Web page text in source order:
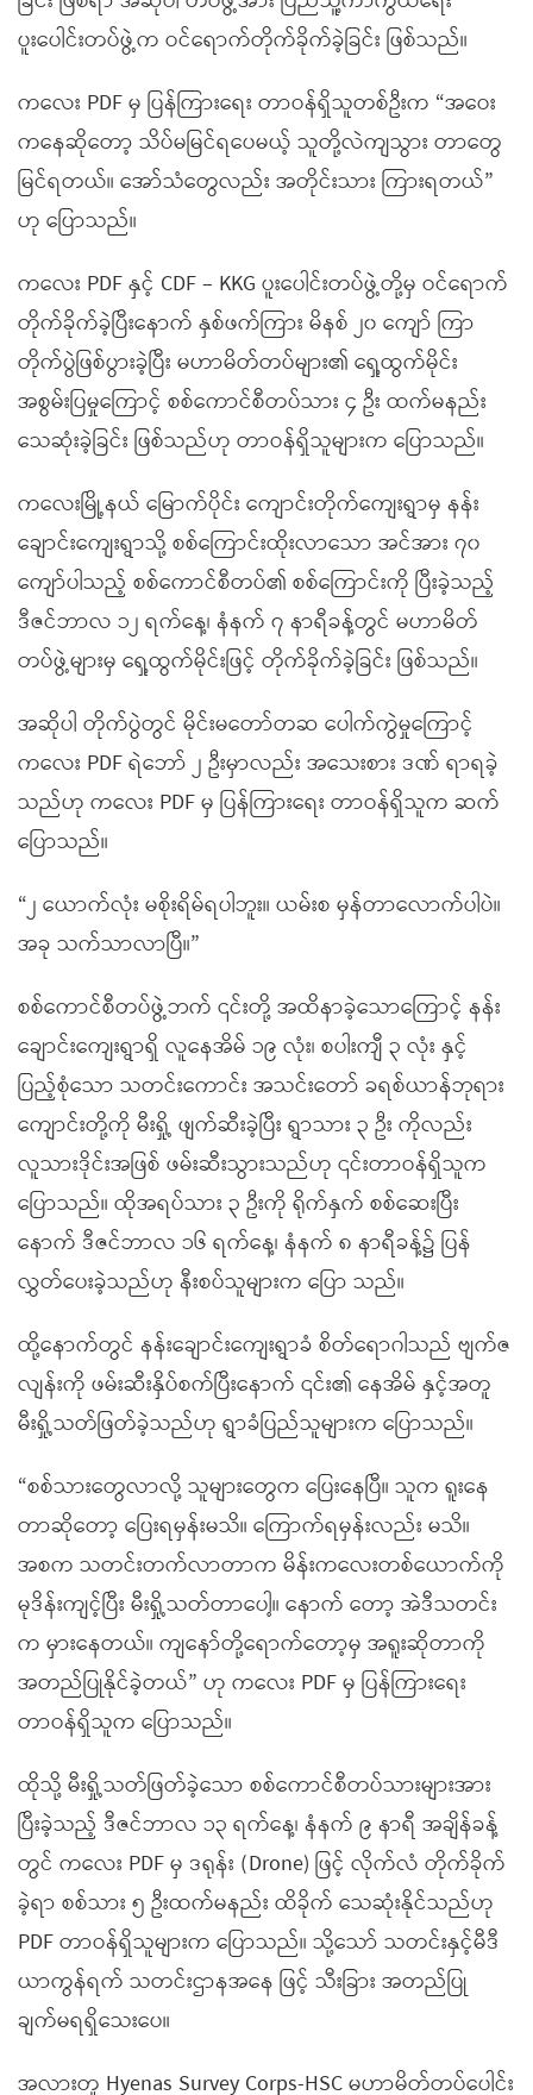
ပူးပေါင်းတပ်ဖွဲ့က ဝင်ရောက်တိုက်ခိုက်ခဲ့ခြင်း ဖြစ်သည်။
ကလေး PDF မှ ပြန်ကြားရေး တာဝန်ရှိသူတစ်ဦးက “အဝေး
ကနေဆိုတော့ သိပ်မမြင်ရပေမယ့် သူတို့လဲကျသွား တာတွေ
မြင်ရတယ်။ အော်သံတွေလည်း အတိုင်းသား ကြားရတယ်”
ဟု ပြောသည်။
ကလေး PDF နှင့် CDF – KKG ပူးပေါင်းတပ်ဖွဲ့တို့မှ ဝင်ရောက်
တိုက်ခိုက်ခဲ့ပြီးနောက် နှစ်ဖက်ကြား မိနစ် ၂၀ ကျော် ကြာ
တိုက်ပွဲဖြစ်ပွားခဲ့ပြီး မဟာမိတ်တပ်များ၏ ရှေ့ထွက်မိုင်း
အစွမ်းပြမှုကြောင့် စစ်ကောင်စီတပ်သား ၄ ဦး ထက်မနည်း
သေဆုံးခဲ့ခြင်း ဖြစ်သည်ဟု တာဝန်ရှိသူများက ပြောသည်။
ကလေးမြို့နယ် မြောက်ပိုင်း ကျောင်းတိုက်ကျေးရွာမှ နန်း
ချောင်းကျေးရွာသို့ စစ်ကြောင်းထိုးလာသော အင်အား ၇၀
ကျော်ပါသည့် စစ်ကောင်စီတပ်၏ စစ်ကြောင်းကို ပြီးခဲ့သည့်
ဒီဇင်ဘာလ ၁၂ ရက်နေ့၊ နံနက် ၇ နာရီခန့်တွင် မဟာမိတ်
တပ်ဖွဲ့များမှ ရှေ့ထွက်မိုင်းဖြင့် တိုက်ခိုက်ခဲ့ခြင်း ဖြစ်သည်။
အဆိုပါ တိုက်ပွဲတွင် မိုင်းမတော်တဆ ပေါက်ကွဲမှုကြောင့်
ကလေး PDF ရဲဘော် ၂ ဦးမှာလည်း အသေးစား ဒဏ် ရာရခဲ့
သည်ဟု ကလေး PDF မှ ပြန်ကြားရေး တာဝန်ရှိသူက ဆက်
ပြောသည်။
“၂ ယောက်လုံး မစိုးရိမ်ရပါဘူး။ ယမ်းစ မှန်တာလောက်ပါပဲ။
အခု သက်သာလာပြီ။”
စစ်ကောင်စီတပ်ဖွဲ့ဘက် ၎င်းတို့ အထိနာခဲ့သောကြောင့် နန်း
ချောင်းကျေးရွာရှိ လူနေအိမ် ၁၉ လုံး၊ စပါးကျီ ၃ လုံး နှင့်
ပြည့်စုံသော သတင်းကောင်း အသင်းတော် ခရစ်ယာန်ဘုရား
ကျောင်းတို့ကို မီးရှို့ ဖျက်ဆီးခဲ့ပြီး ရွာသား ၃ ဦး ကိုလည်း
လူသားဒိုင်းအဖြစ် ဖမ်းဆီးသွားသည်ဟု ၎င်းတာဝန်ရှိသူက
ပြောသည်။ ထိုအရပ်သား ၃ ဦးကို ရိုက်နှက် စစ်ဆေးပြီး
နောက် ဒီဇင်ဘာလ ၁၆ ရက်နေ့၊ နံနက် ၈ နာရီခန့်၌ ပြန်
လွှတ်ပေးခဲ့သည်ဟု နီးစပ်သူများက ပြော သည်။
ထို့နောက်တွင် နန်းချောင်းကျေးရွာခံ စိတ်ရောဂါသည် ဗျက်ဇ
လျန်းကို ဖမ်းဆီးနှိပ်စက်ပြီးနောက် ၎င်း၏ နေအိမ် နှင့်အတူ
မီးရှို့သတ်ဖြတ်ခဲ့သည်ဟု ရွာခံပြည်သူများက ပြောသည်။
“စစ်သားတွေလာလို့ သူများတွေက ပြေးနေပြီ။ သူက ရူးနေ
တာဆိုတော့ ပြေးရမှန်းမသိ။ ကြောက်ရမှန်းလည်း မသိ။
အစက သတင်းတက်လာတာက မိန်းကလေးတစ်ယောက်ကို
မုဒိန်းကျင့်ပြီး မီးရှို့သတ်တာပေါ့။ နောက် တော့ အဲဒီသတင်း
က မှားနေတယ်။ ကျနော်တို့ရောက်တော့မှ အရူးဆိုတာကို
အတည်ပြုနိုင်ခဲ့တယ်” ဟု ကလေး PDF မှ ပြန်ကြားရေး
တာဝန်ရှိသူက ပြောသည်။
ထိုသို့ မီးရှို့သတ်ဖြတ်ခဲ့သော စစ်ကောင်စီတပ်သားများအား
ပြီးခဲ့သည့် ဒီဇင်ဘာလ ၁၃ ရက်နေ့၊ နံနက် ၉ နာရီ အချိန်ခန့်
တွင် ကလေး PDF မှ ဒရုန်း (Drone) ဖြင့် လိုက်လံ တိုက်ခိုက်
ခဲ့ရာ စစ်သား ၅ ဦးထက်မနည်း ထိခိုက် သေဆုံးနိုင်သည်ဟု
PDF တာဝန်ရှိသူများက ပြောသည်။ သို့သော် သတင်းနှင့်မီဒီ
ယာကွန်ရက် သတင်းဌာနအနေ ဖြင့် သီးခြား အတည်ပြု
ချက်မရရှိသေးပေ။
အလားတူ Hyenas Survey Corps-HSC မဟာမိတ်တပ်ပေါင်း